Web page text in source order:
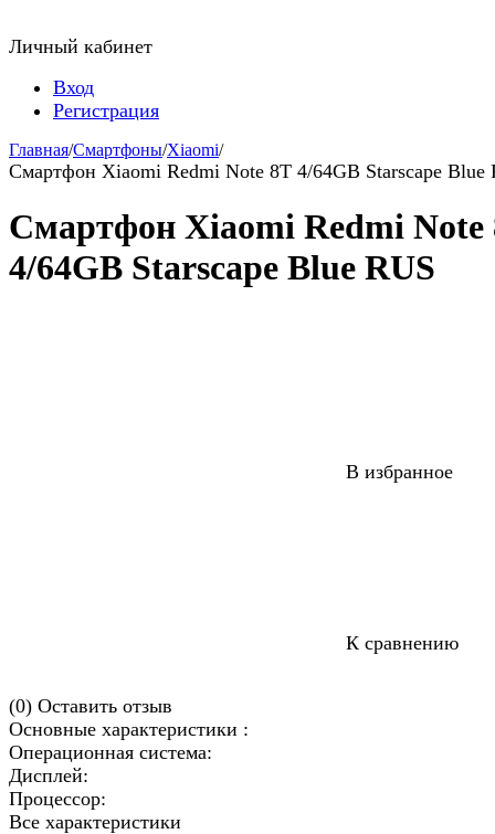
Личный кабинет
Вход
Регистрация
Главная/Смартфоны/Xiaomi/
Смартфон Xiaomi Redmi Note 8T 4/64GB Starscape Blue
Смартфон Xiaomi Redmi Note
4/64GB Starscape Blue RUS
В избранное
К сравнению
(0) Оставить отзыв
Основные характеристики :
Операционная система:
Дисплей:
Процессор:
Все характеристики